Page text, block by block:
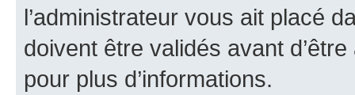
l’administrateur vous ait placé
doivent être validés avant
pour plus d’informations.